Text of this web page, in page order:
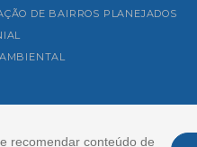
recomendar conteúdo de
DE BAIRROS PLANEJADOS